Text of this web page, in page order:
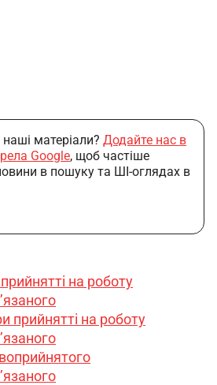
матеріали? Додайте нас в
Google, щоб частіше
в пошуку та ШІ-оглядах в
на роботу
прийнятті на роботу